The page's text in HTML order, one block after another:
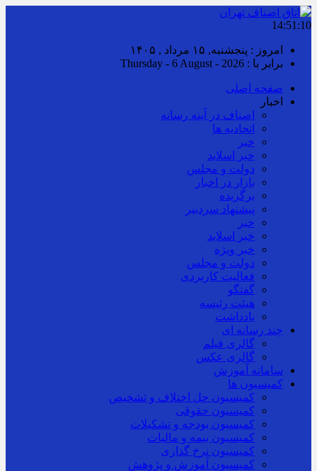
14:51:10
امروز : پنجشنبه, ۱۵ مرداد , ۱۴۰۵
برابر با : Thursday - 6 August - 2026
صفحه اصلی
اخبار
اصناف در آینه رسانه
اتحادیه ها
خبر
خبر اسلايد
دولت و مجلس
بازار در اخبار
برگزیده
پیشنهاد سردبیر
خبر
خبر اسلايد
خبر ویژه
دولت و مجلس
فعالیت کاربردی
گفتگو
هیئت رئیسه
یادداشت
چند رسانه ای
گالری فیلم
گالری عکس
سامانه آموزش
کمیسیون ها
کمیسیون حل اختلاف و تشخیص
کمیسیون حقوقی
کمیسیون بودجه و تشکیلات
کمیسیون بیمه و مالیات
کمیسیون نرخ گذاری
کمیسیون آموزش و پژوهش